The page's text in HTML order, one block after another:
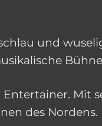
und
Mit
des Nordens.